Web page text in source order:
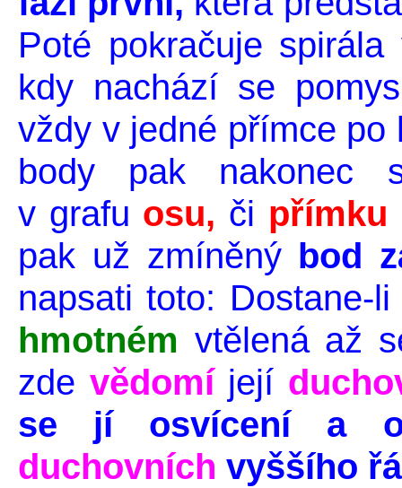
Poté pokračuje
kdy nachází se
vždy v jedné přímce po
body pak nakonec
v grafu osu, či přímku
pak už zmíněný bod
napsati toto:
hmotném vtělená až
zde vědomí její
se jí osvícení a
duchovních vyššího